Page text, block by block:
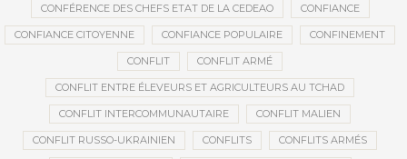
CONFÉRENCE DES CHEFS ETAT DE LA CEDEAO CONFIANCE
CONFIANCE CITOYENNE CONFIANCE POPULAIRE CONFINEMENT
CONFLIT CONFLIT ARMÉ
CONFLIT ENTRE ÉLEVEURS ET AGRICULTEURS AU TCHAD
CONFLIT INTERCOMMUNAUTAIRE CONFLIT MALIEN
CONFLIT RUSSO-UKRAINIEN CONFLITS CONFLITS ARMÉS